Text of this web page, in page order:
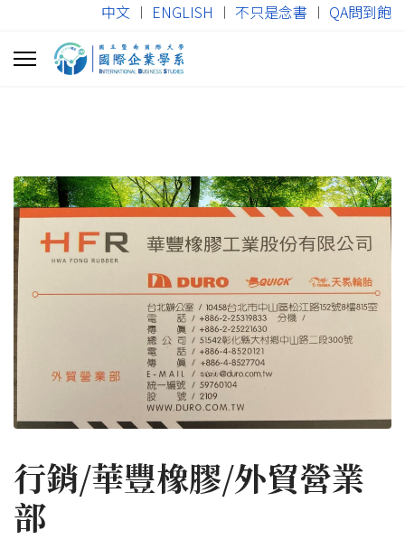
中文 ︱ ENGLISH ︱ 不只是念書 ︱ QA問到飽
行銷/華豐橡膠/外貿營業
部